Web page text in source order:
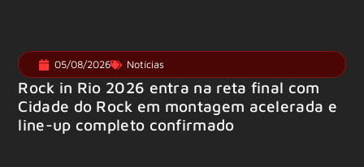
05/08/2026 Notícias
Rock in Rio 2026 entra na reta final com
Cidade do Rock em montagem acelerada e
line-up completo confirmado